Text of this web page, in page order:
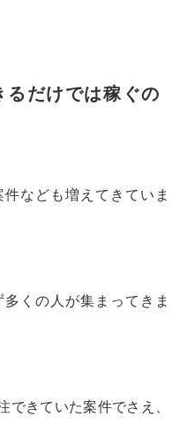
るだけでは稼ぐの
なども増えてきていま
くの人が集まってきま
できていた案件でさえ、